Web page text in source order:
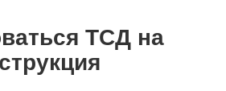
ТСД на